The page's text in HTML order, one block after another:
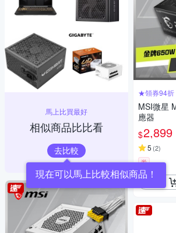
馬上比買最好
相似商品比比看
去比較
現在可以馬上比較相似商品！
★領券94折
MSI微星
應器
$2,899
5 (2)
券